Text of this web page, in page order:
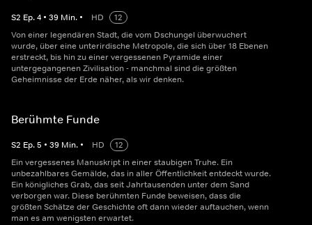
S2 Ep.4 • 39 Min. • HD
12
Von einer legendären Stadt, die vom Dschungel überwuchert
wurde, über eine unterirdische Metropole, die sich über 18 Ebenen
erstreckt, bis hin zu einer vergessenen Pyramide einer
untergegangenen Zivilisation - manchmal sind die größten
Geheimnisse der Erde näher, als wir denken.
Berühmte Funde
S2 Ep.5 • 39 Min. • HD
12
Ein vergessenes Manuskript in einer staubigen Truhe. Ein
unbezahlbares Gemälde, das in aller Öffentlichkeit entdeckt wurde.
Ein königliches Grab, das seit Jahrtausenden unter dem Sand
verborgen war. Diese berühmten Funde beweisen, dass die
größten Schätze der Geschichte oft dann wieder auftauchen, wenn
man es am wenigsten erwartet.